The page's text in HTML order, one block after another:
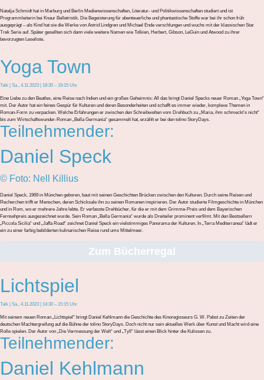
Natalja Schmidt hat in Marburg und Berlin Medienwissenschaften, Literatur- und Politikwissenschaften studiert und ist
Programmleiterin bei Knaur Belletristik. Die Begeisterung für abenteuerliche und phantastische Stoffe war bei ihr schon früh
ausgeprägt – als Kind hat sie die Werke von Astrid Lindgren und Michael Ende verschlungen und wuchs mit der klassischen Star
Trek Serie auf. Später gesellten sich dann viele weitere Namen wie Tolkien, Herbert, Gibson, LeGuin und Atwood zu ihrer
bevorzugten Leseliste.
Yoga Town
Talk | Sa., 4.11.2023 | 18:30 – 19:15 Uhr
Eine Liebe zu den Beatles, eine Reise nach Indien und ein großes Geheimnis: All das bringt Daniel Specks neuer Roman „Yoga Town“
mit. Der Autor hat ein feines Gespür für Kulturen und deren Besonderheiten und schafft es immer wieder, komplexe Themen in
Roman-Form zu verpacken. Welche Erfahrungen er zwischen den Schreibwelten vom Drehbuch zu „Maria, ihm schmeckt’s nicht“
bis zum Wirtschaftswunder-Roman „Bella Germania“ gesammelt hat, erzählt er bei den tolino StoryDays.
Teilnehmender:
Daniel Speck
© Foto: Nell Killius
Daniel Speck, 1969 in München geboren, baut mit seinen Geschichten Brücken zwischen den Kulturen. Durch seine Reisen und
Recherchen trifft er Menschen, deren Schicksale ihn zu seinen Romanen inspirieren. Der Autor studierte Filmgeschichte in München
und in Rom, wo er mehrere Jahre lebte. Er verfasste Drehbücher, für die er mit dem Grimme-Preis und dem Bayerischen
Fernsehpreis ausgezeichnet wurde. Sein Roman „Bella Germania“ wurde als Dreiteiler prominent verfilmt. Mit den Bestsellern
„Piccola Sicilia“ und „Jaffa Road“ zeichnet Daniel Speck ein vielstimmiges Panorama der Kulturen. In „Terra Mediterranea“ lädt er
ein zu einer farbig bebilderten kulinarischen Reise rund ums Mittelmeer.
Zum Bücherregal
Lichtspiel
Talk | Sa., 4.11.2023 | 14:30 – 15:15 Uhr
Mit seinem neuen Roman „Lichtspiel“ bringt Daniel Kehlmann die Geschichte des Kinoregisseurs G. W. Pabst zu Zeiten der
deutschen Machtergreifung auf die Bühne der tolino StoryDays. Doch nicht nur sein aktuelles Werk über Kunst und Macht wird eine
Rolle spielen. Der Autor von „Die Vermessung der Welt“ und „Tyll“ lässt einen Blick hinter die Kulissen zu.
Teilnehmender:
Daniel Kehlmann